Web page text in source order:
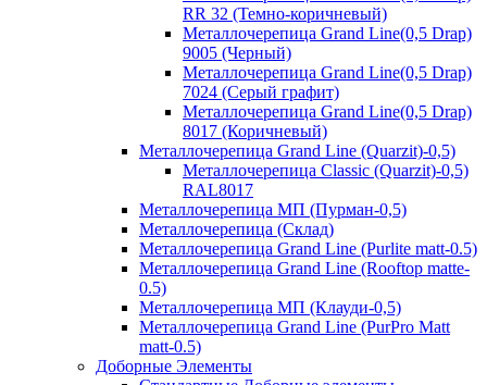
RR 32 (Темно-коричневый)
Металлочерепица Grand Line(0,5 Drap)
9005 (Черный)
Металлочерепица Grand Line(0,5 Drap)
7024 (Серый графит)
Металлочерепица Grand Line(0,5 Drap)
8017 (Коричневый)
Металлочерепица Grand Line (Quarzit)-0,5)
Металлочерепица Classic (Quarzit)-0,5)
RAL8017
Металлочерепица МП (Пурман-0,5)
Металлочерепица (Склад)
Металлочерепица Grand Line (Purlite matt-0.5)
Металлочерепица Grand Line (Rooftop matte-
0.5)
Металлочерепица МП (Клауди-0,5)
Металлочерепица Grand Line (PurPro Matt
matt-0.5)
Доборные Элементы